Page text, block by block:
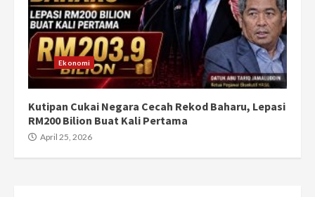
Ekonomi
Kutipan Cukai Negara Cecah Rekod Baharu, Lepasi
RM200 Bilion Buat Kali Pertama
April 25, 2026